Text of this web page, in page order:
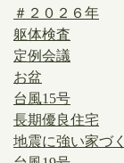
＃２０２６年
躯体検査
定例会議
お盆
台風15号
長期優良住宅
地震に強い家づ